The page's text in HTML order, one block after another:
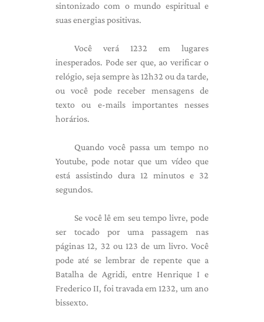
sintonizado com o mundo espiritual e
suas energias positivas.
Você verá 1232 em lugares
inesperados. Pode ser que, ao verificar o
relógio, seja sempre às 12h32 ou da tarde,
ou você pode receber mensagens de
texto ou e-mails importantes nesses
horários.
Quando você passa um tempo no
Youtube, pode notar que um vídeo que
está assistindo dura 12 minutos e 32
segundos.
Se você lê em seu tempo livre, pode
ser tocado por uma passagem nas
páginas 12, 32 ou 123 de um livro. Você
pode até se lembrar de repente que a
Batalha de Agridi, entre Henrique I e
Frederico II, foi travada em 1232, um ano
bissexto.